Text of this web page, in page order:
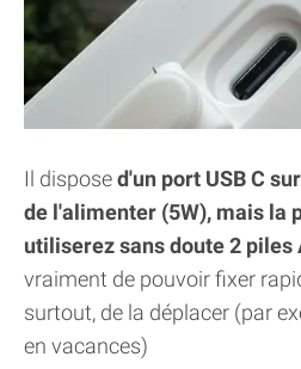
Il disposed'un port USB C
de l'alimenter (5W), mais la
utiliserez sans doute 2 piles
vraiment de pouvoir fixer
surtout, de la déplacer (par
en vacances)